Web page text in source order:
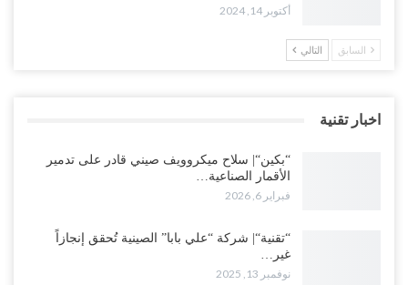
أكتوبر 14, 2024
السابق التالي
اخبار تقنية
“بكين“| سلاح ميكروويف صيني قادر على تدمير
الأقمار الصناعية…
فبراير 6, 2026
“تقنية“| شركة “علي بابا” الصينية تُحقق إنجازاً
غير…
نوفمبر 13, 2025